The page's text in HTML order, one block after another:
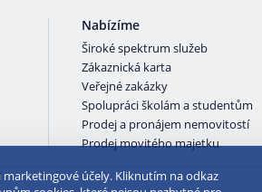
Nabízíme
Široké spektrum služeb
Zákaznická karta
Veřejné zakázky
Spolupráci školám a studentům
Prodej a pronájem nemovitostí
Prodej movitého majetku
účely. Kliknutím na odkaz